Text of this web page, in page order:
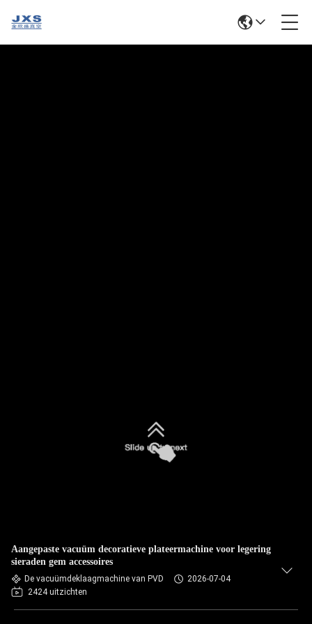
Aangepaste vacuüm decoratieve plateermachine voor legering
sieraden gem accessoires
De vacuümdeklaagmachine van PVD
2026-07-04
2424 uitzichten